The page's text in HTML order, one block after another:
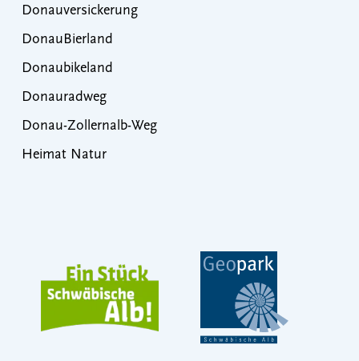
Donauversickerung
DonauBierland
Donaubikeland
Donauradweg
Donau-Zollernalb-Weg
Heimat Natur